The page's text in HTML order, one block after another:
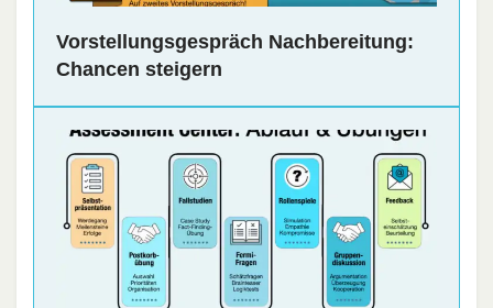
Vorstellungsgespräch Nachbereitung:
Chancen steigern